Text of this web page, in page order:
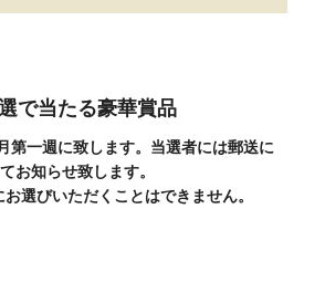
で当たる豪華賞品
第一週に致します。当選者には郵送に
てお知らせ致します。
選びいただくことはできません。